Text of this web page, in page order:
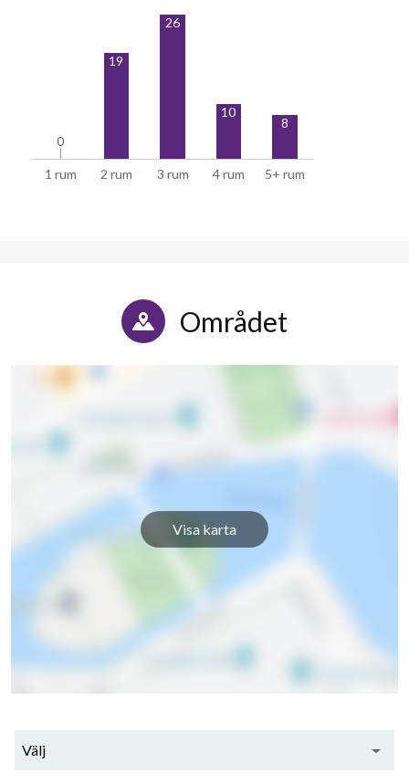
1 rum 2 rum 3 rum 4 rum 5+ rum
0
0
19
26
10
8
Området
Visa karta
Välj